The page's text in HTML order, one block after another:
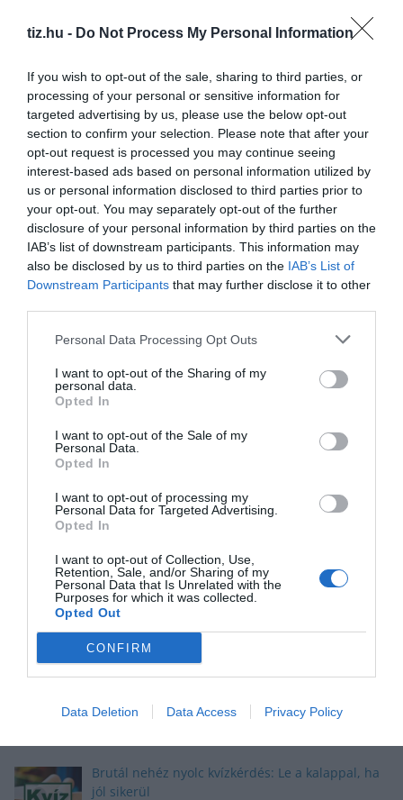
tiz.hu - Do Not Process My Personal Information
If you wish to opt-out of the sale, sharing to third parties, or
processing of your personal or sensitive information for
targeted advertising by us, please use the below opt-out
section to confirm your selection. Please note that after your
opt-out request is processed you may continue seeing
interest-based ads based on personal information utilized by
us or personal information disclosed to third parties prior to
your opt-out. You may separately opt-out of the further
disclosure of your personal information by third parties on the
IAB’s list of downstream participants. This information may
also be disclosed by us to third parties on the IAB’s List of
Downstream Participants that may further disclose it to other
Personal Data Processing Opt Outs
I want to opt-out of the Sharing of my
personal data.
Opted In
I want to opt-out of the Sale of my
Personal Data.
Opted In
I want to opt-out of processing my
Personal Data for Targeted Advertising.
Opted In
I want to opt-out of Collection, Use,
Retention, Sale, and/or Sharing of my
Personal Data that Is Unrelated with the
Purposes for which it was collected.
Opted Out
CONFIRM
Data Deletion Data Access Privacy Policy
Kvíz-mix: Megbirkózol ezekkel az érdekes
feladványokkal?
Műveltségi kvíz: Az emberek azon feléhez tartozol,
akik ennek a tesztnek minimum a felét teljesítik?
Kvíz-mix: Megbirkózol ezekkel a kérdésekkel?
Kvíz kérdések: Egy kicsi szórakozásra vágysz? Ezt
a mixt neked szántuk
Tudáspróba kvíz: Itt egy új teszt. Csak most és
csak neked!
Nyolc gyors kvíz kérdés: Ma sem hagyunk újabb
fejtörő nélkül
Brutál nehéz nyolc kvízkérdés: Le a kalappal, ha
jól sikerül